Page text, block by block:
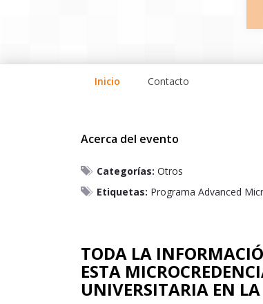
Inicio Contacto
Acerca del evento
Categorías: Otros
Etiquetas: Programa Advanced
TODA LA
ESTA
UNIVERSITARIA EN